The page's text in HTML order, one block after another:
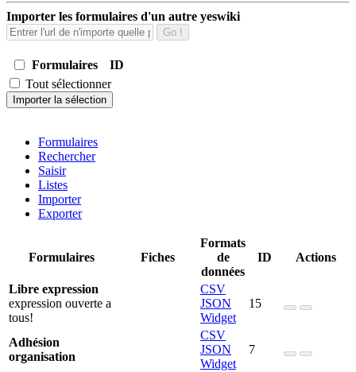
Importer les formulaires d'un autre yeswiki
Go !
Formulaires
ID
Tout sélectionner
Importer la sélection
Formulaires
Rechercher
Saisir
Listes
Importer
Exporter
Formulaires Fiches
Formats
de
données
ID Actions
Libre expression
expression ouverte a
tous!
CSV
JSON
Widget
15
Adhésion
organisation
CSV
JSON
Widget
7